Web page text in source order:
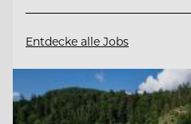
Entdecke alle Jobs